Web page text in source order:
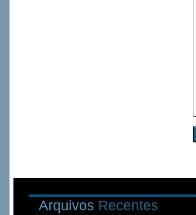
Arquivos Recentes